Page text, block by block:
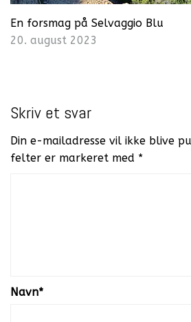
En forsmag på Selvaggio Blu
20. august 2023
Skriv et svar
Din e-mailadresse vil ikke blive
felter er markeret med *
Navn*